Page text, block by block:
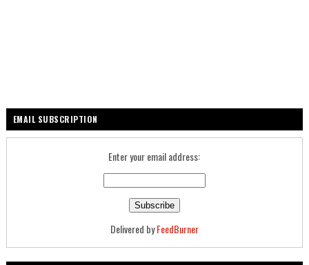
EMAIL SUBSCRIPTION
Enter your email address:
Delivered byFeedBurner